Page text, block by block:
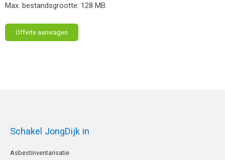
Max. bestandsgrootte: 128 MB.
Offerte aanvragen
Schakel JongDijk in
Asbestinventarisatie